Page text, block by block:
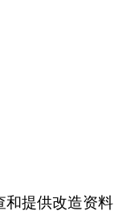
和提供改造资料